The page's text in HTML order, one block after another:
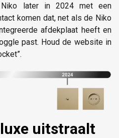
Niko later in 2024 met een
komen dat, net als de Niko
afdekplaat heeft en
past. Houd de website in
uitstraalt